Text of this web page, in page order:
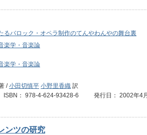
るバロック・オペラ制作のてんやわんやの舞台裏
楽学・音楽論
楽学・音楽論
/小田切慎平 小野里香織 訳
： 978-4-624-93428-6 発行日： 2002年4
ンツの研究